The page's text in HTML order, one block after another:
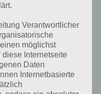
grafischen Umsetzung her
Lauf lassen. Schaue
tausende Tiere.
erhältlich. Wer sich
Verantwortlicher
möglichst
diese Internetseite
Daten
Internetbasierte